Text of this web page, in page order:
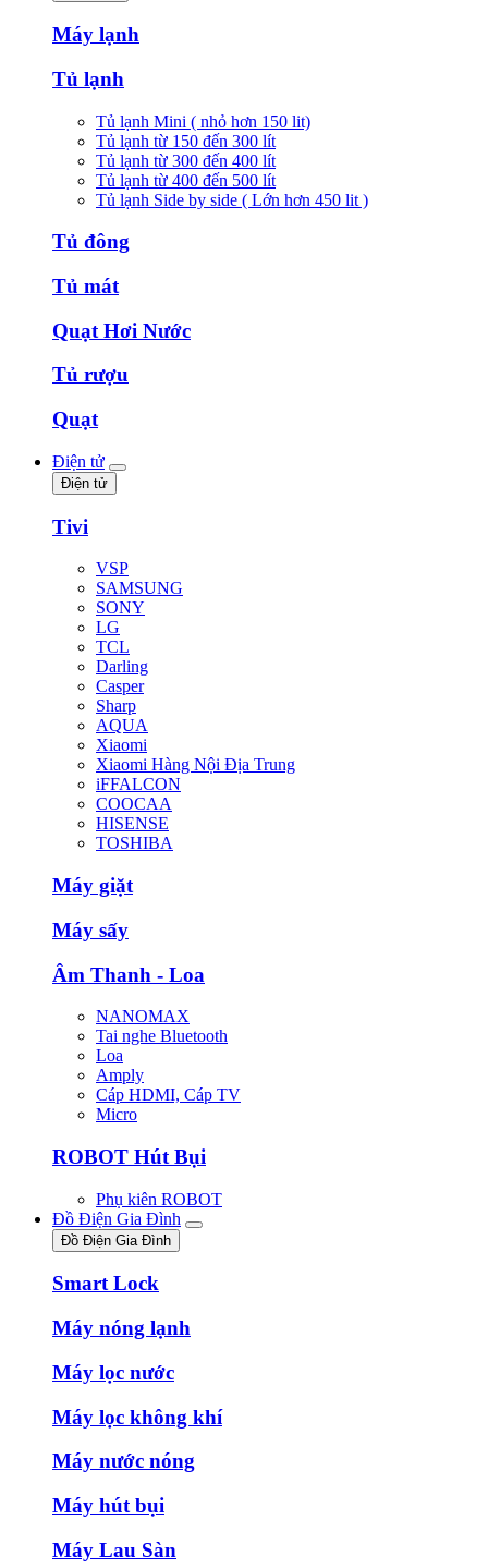
Máy lạnh
Tủ lạnh
Tủ lạnh Mini ( nhỏ hơn 150 lit)
Tủ lạnh từ 150 đến 300 lít
Tủ lạnh từ 300 đến 400 lít
Tủ lạnh từ 400 đến 500 lít
Tủ lạnh Side by side ( Lớn hơn 450 lit )
Tủ đông
Tủ mát
Quạt Hơi Nước
Tủ rượu
Quạt
Điện tử
Điện tử
Tivi
VSP
SAMSUNG
SONY
LG
TCL
Darling
Casper
Sharp
AQUA
Xiaomi
Xiaomi Hàng Nội Địa Trung
iFFALCON
COOCAA
HISENSE
TOSHIBA
Máy giặt
Máy sấy
Âm Thanh - Loa
NANOMAX
Tai nghe Bluetooth
Loa
Amply
Cáp HDMI, Cáp TV
Micro
ROBOT Hút Bụi
Phụ kiên ROBOT
Đồ Điện Gia Đình
Đồ Điện Gia Đình
Smart Lock
Máy nóng lạnh
Máy lọc nước
Máy lọc không khí
Máy nước nóng
Máy hút bụi
Máy Lau Sàn